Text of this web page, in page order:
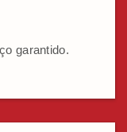
garantido.